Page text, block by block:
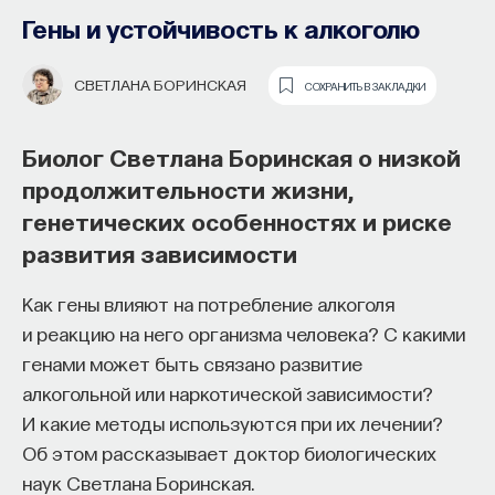
Гены и устойчивость к алкоголю
СВЕТЛАНА БОРИНСКАЯ СОХРАНИТЬ В ЗАКЛАДКИ
Биолог Светлана Боринская о низкой
продолжительности жизни,
генетических особенностях и риске
развития зависимости
Как гены влияют на потребление алкоголя
и реакцию на него организма человека? С какими
генами может быть связано развитие
алкогольной или наркотической зависимости?
И какие методы используются при их лечении?
Об этом рассказывает доктор биологических
наук Светлана Боринская.
Как наши память, потребности,
с передачей сигналов
от нейромедиаторов?
Как устроена наша нервная система
на структурном, клеточном и молекулярном
уровнях? В чем состоит роль нейромедиаторов
SERIOUS SCIENCE
транспорте, спинальной мышечной
атрофии и клеточной смерти
Мотонейроны — это довольно необычные,
исключительные клетки, одни из самых
крупных клеток человеческого тела: чаще
всего их диаметр составляет 20–30 микрон,
а моторные нейроны позвоночника, которые
иннервируют мышцы в стопе, могут быть
длиной вплоть до одного метра. Как
работают мотонейроны человека и почему
они уязвимы для заболеваний, рассказывает